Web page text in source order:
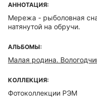
АННОТАЦИЯ:
Мережа - рыболовная
натянутой на обручи.
АЛЬБОМЫ:
Малая родина.
КОЛЛЕКЦИЯ:
Фотоколлекции РЭМ